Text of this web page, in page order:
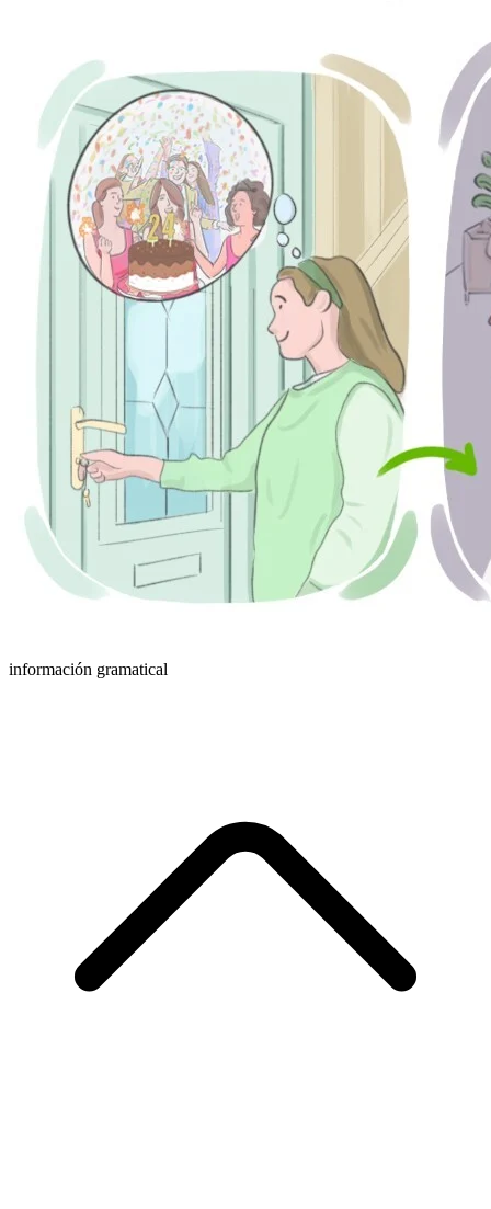
información gramatical